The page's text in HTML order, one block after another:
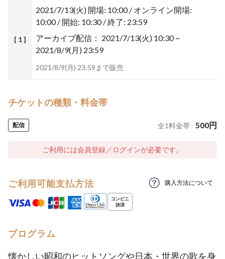
[ 1 ]
2021/7/13(火) 開場: 10:00 / オンライン開場:
10:00 / 開始: 10:30 / 終了: 23:59
アーカイブ配信： 2021/7/13(火) 10:30 ~
2021/8/9(月) 23:59
2021/8/9(月) 23:59まで販売
チケットの種類・料金帯
配信 全1料金帯 500円
ご利用には会員登録／ログインが必要です。
ご利用可能支払方法 購入方法について
プログラム
懐かしい昭和のヒットソングや日本・世界の歌を身